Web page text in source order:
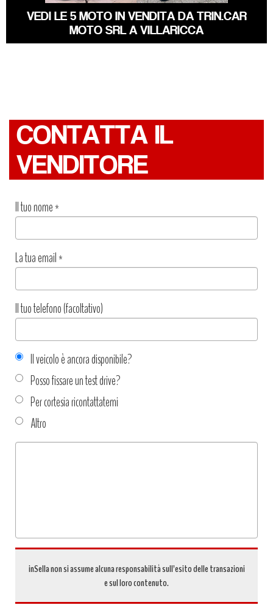
VEDI LE 5 MOTO IN VENDITA DA TRIN.CAR
MOTO SRL A VILLARICCA
CONTATTA IL
VENDITORE
Il tuo nome*
La tua email*
Il tuo telefono (facoltativo)
Il veicolo è ancora disponibile?
Posso fissare un test drive?
Per cortesia ricontattatemi
Altro
Tipo
inSella non si assume alcuna responsabilità sull’esito delle transazioni
e sul loro contenuto.